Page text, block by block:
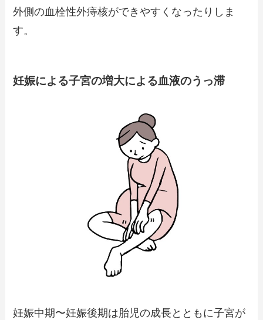
外側の血栓性外痔核ができやすくなったりしま
す。
妊娠による子宮の増大による血液のうっ滞
妊娠中期〜妊娠後期は胎児の成長とともに子宮が